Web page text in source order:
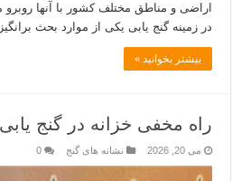
اراضی و مناطق مختلف کشور با آنها
در زمینه گنج یابی یکی از موارد بحث
بیشتر بخوانید »
راه مخفی خزانه در گنج یابی
می 20, 2026 نشانه های گنج 0